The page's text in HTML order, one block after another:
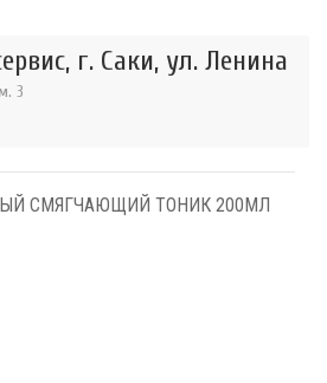
г. Саки, ул. Ленина
3
СМЯГЧАЮЩИЙ ТОНИК 200МЛ